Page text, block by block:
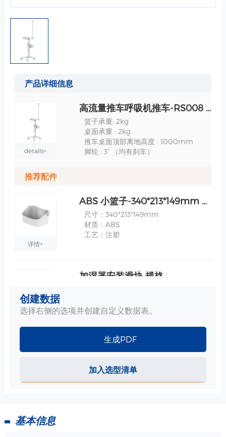
产品详细信息
details+
高流量推车呼吸机推车-RS008 规格
篮子承重: 2kg
桌面承重 : 2kg
推车桌面顶部离地高度 : 1000mm
脚轮 : 3” （均有刹车）
推荐配件
详情+
ABS 小篮子-340*213*149mm 规格
尺寸：340*213*149mm
材质：ABS
工艺：注塑
加湿器安装滑块 规格
输液架升降杆-A021-07918 规格
材质：不锈钢+ABS
长度：L=1385mm
直径：φ25mm
创建数据
选择右侧的选项并创建自定义数据表。
生成PDF
加入选型清单
基本信息